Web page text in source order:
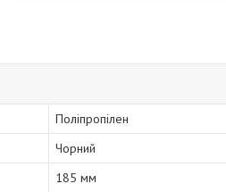
Поліпропілен
Чорний
185 мм